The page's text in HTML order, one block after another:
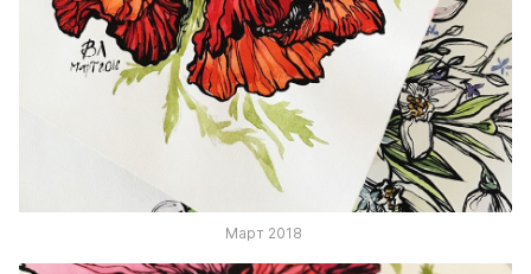
Март 2018